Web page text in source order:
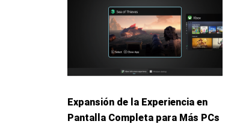
Expansión de la Experiencia en
Pantalla Completa para Más PCs